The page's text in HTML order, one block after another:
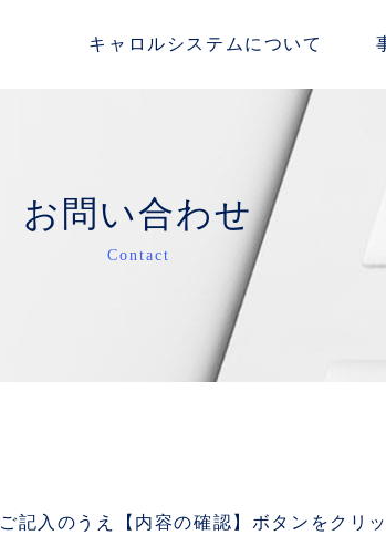
キャロルシステムについて
お問い合わせ
Contact
記入のうえ【内容の確認】ボタンをクリ